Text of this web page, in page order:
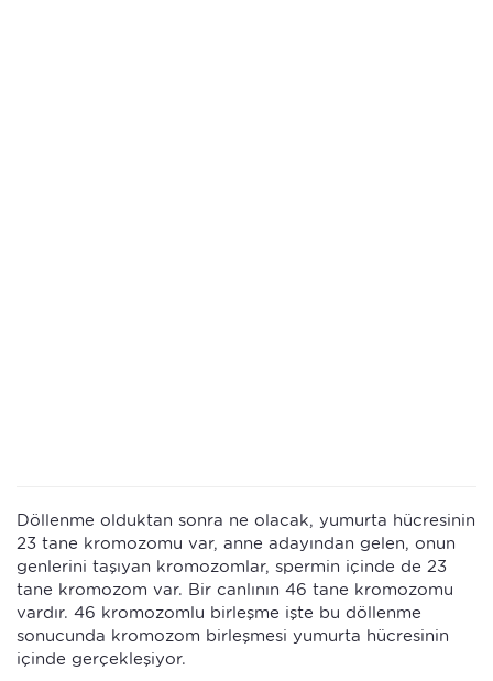
Döllenme olduktan sonra ne olacak, yumurta hücresinin
23 tane kromozomu var, anne adayından gelen, onun
genlerini taşıyan kromozomlar, spermin içinde de 23
tane kromozom var. Bir canlının 46 tane kromozomu
vardır. 46 kromozomlu birleşme işte bu döllenme
sonucunda kromozom birleşmesi yumurta hücresinin
içinde gerçekleşiyor.